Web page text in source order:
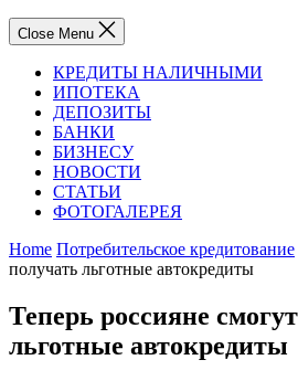
Close Menu
КРЕДИТЫ НАЛИЧНЫМИ
ИПОТЕКА
ДЕПОЗИТЫ
БАНКИ
БИЗНЕСУ
НОВОСТИ
СТАТЬИ
ФОТОГАЛЕРЕЯ
Home Потребительское кредитование
получать льготные автокредиты
Теперь россияне
льготные автокредиты